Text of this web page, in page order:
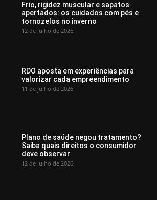
Frio, rigidez muscular e sapatos
apertados: os cuidados com pés e
tornozelos no inverno
12 de julho de 2026
RDO aposta em experiências para
valorizar cada empreendimento
11 de julho de 2026
Plano de saúde negou tratamento?
Saiba quais direitos o consumidor
deve observar
12 de julho de 2026